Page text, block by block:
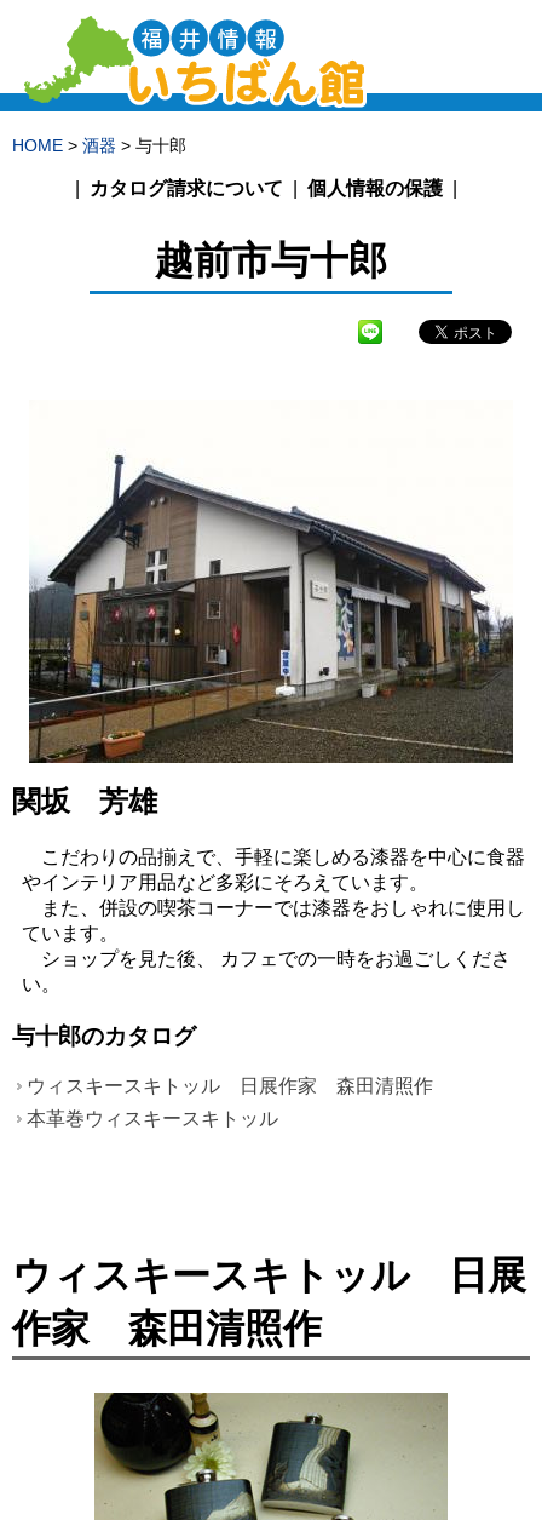
HOME > 酒器 > 与十郎
カタログ請求について 個人情報の保護
越前市与十郎
関坂 芳雄
こだわりの品揃えで、手軽に楽しめる漆器を中心に食器
やインテリア用品など多彩にそろえています。
また、併設の喫茶コーナーでは漆器をおしゃれに使用し
ています。
ショップを見た後、 カフェでの一時をお過ごしくださ
い。
与十郎のカタログ
ウィスキースキトッル 日展作家 森田清照作
本革巻ウィスキースキトッル
ウィスキースキトッル 日展
作家 森田清照作